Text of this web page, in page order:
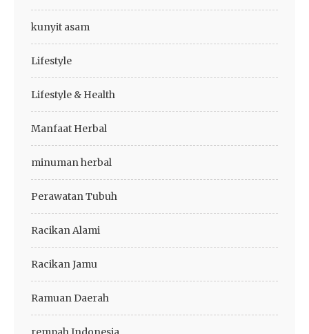
kunyit asam
Lifestyle
Lifestyle & Health
Manfaat Herbal
minuman herbal
Perawatan Tubuh
Racikan Alami
Racikan Jamu
Ramuan Daerah